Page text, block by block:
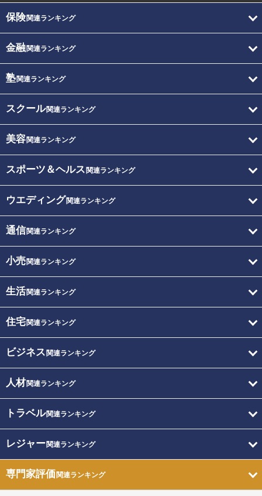
保険関連ランキング
金融関連ランキング
塾関連ランキング
スクール関連ランキング
美容関連ランキング
スポーツ＆ヘルス 関連ランキング
ウエディング関連ランキング
通信関連ランキング
小売関連ランキング
生活関連ランキング
住宅関連ランキング
ビジネス 関連ランキング
人材関連ランキング
トラベル関連ランキング
レジャー関連ランキング
専門家評価関連ランキング